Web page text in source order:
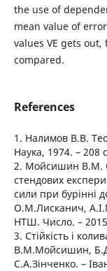
the use of
mean value of
values VE gets
compared.
References
1. Налимов В.В.
Наука, 1974. – 208
2. Мойсишин В.М.
стендових
сили при бурінні
О.М.Лисканич,
НТШ. Число. –
3. Стійкість і
В.М.Мойсишин,
С.А.Зінченко. –